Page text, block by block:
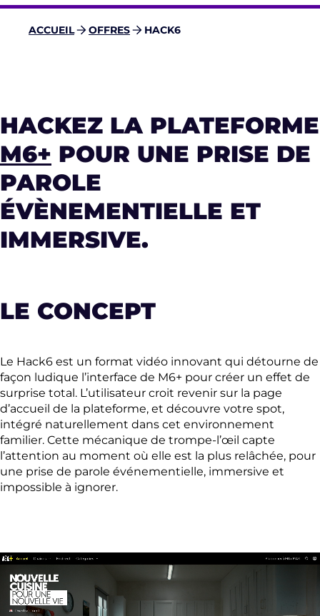
ACCUEIL OFFRES HACK6
HACKEZ LA PLATEFORME
M6+ POUR UNE PRISE DE
PAROLE
ÉVÈNEMENTIELLE ET
IMMERSIVE.
LE CONCEPT
Le Hack6 est un format vidéo innovant qui détourne de
façon ludique l’interface de M6+ pour créer un effet de
surprise total. L’utilisateur croit revenir sur la page
d’accueil de la plateforme, et découvre votre spot,
intégré naturellement dans cet environnement
familier. Cette mécanique de trompe-l’œil capte
l’attention au moment où elle est la plus relâchée, pour
une prise de parole événementielle, immersive et
impossible à ignorer.